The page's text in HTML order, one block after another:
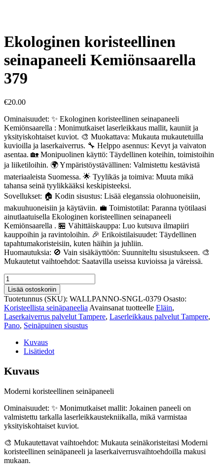
Ekologinen koristeellinen
seinapaneeli Kemiönsaarella
379
€20.00
Ominaisuudet: ✨ Ekologinen koristeellinen seinapaneeli
Kemiönsaarella : Monimutkaiset laserleikkaus mallit, kauniit ja
yksityiskohtaiset kuviot. 🎨 Muokattava: Mukauta mukautetuilla
kuvioilla ja laserkaiverrus. 🔧 Helppo asennus: Kevyt ja vaivaton
asentaa. 🏡 Monipuolinen käyttö: Täydellinen koteihin, toimistoihin
ja liiketiloihin. 🌍 Ympäristöystävällinen: Valmistettu kestävistä
materiaaleista Suomessa. 🌟 Tyylikäs ja toimiva: Muuta mikä
tahansa seinä tyylikkääksi keskipisteeksi.
Sovellukset: 🏠 Kodin sisustus: Lisää eleganssia olohuoneisiin,
makuuhuoneisiin ja käytäviin. 💼 Toimistotilat: Paranna työtilaasi
ainutlaatuisella Ekologinen koristeellinen seinapaneeli
Kemiönsaarella . 🏪 Vähittäiskauppa: Luo kutsuva ilmapiiri
kauppoihin ja ravintoloihin. 🎉 Erikoistilaisuudet: Täydellinen
tapahtumakoristeisiin, kuten häihin ja juhliin.
Huomautuksia: 🚫 Vain sisäkäyttöön: Suunniteltu sisustukseen. 🎨
Mukautetut vaihtoehdot: Saatavilla useissa kuvioissa ja väreissä.
Ekologinen
koristeellinen
seinapaneeli
Kemiönsaarella
379
määrä
Lisää ostoskoriin
Tuotetunnus (SKU): WALLPANNO-SNGL-0379 Osasto:
Koristeellista seinäpaneelia Avainsanat tuotteelle Eläin,
Laserkaiverrus palvelut Tampere, Laserleikkaus palvelut Tampere,
Pano, Seinäpuinen sisustus
Kuvaus
Lisätiedot
Kuvaus
Moderni koristeellinen seinäpaneeli
Ominaisuudet: ✨ Monimutkaiset mallit: Jokainen paneeli on
valmistettu tarkalla laserleikkaustekniikalla, mikä varmistaa
yksityiskohtaiset kuviot.
🎨 Mukautettavat vaihtoehdot: Mukauta seinäkoristeitasi Moderni
koristeellinen seinäpaneeli ja laserkaiverrusvaihtoehdoilla makusi
mukaan.